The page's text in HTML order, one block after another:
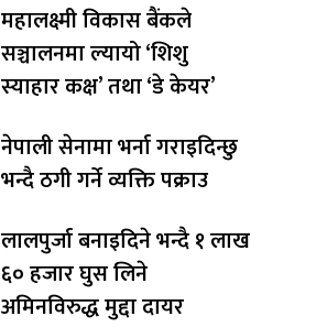
महालक्ष्मी विकास बैंकले
सञ्चालनमा ल्यायो ‘शिशु
स्याहार कक्ष’ तथा ‘डे केयर’
नेपाली सेनामा भर्ना गराइदिन्छु
भन्दै ठगी गर्ने व्यक्ति पक्राउ
लालपुर्जा बनाइदिने भन्दै १ लाख
६० हजार घुस लिने
अमिनविरुद्ध मुद्दा दायर